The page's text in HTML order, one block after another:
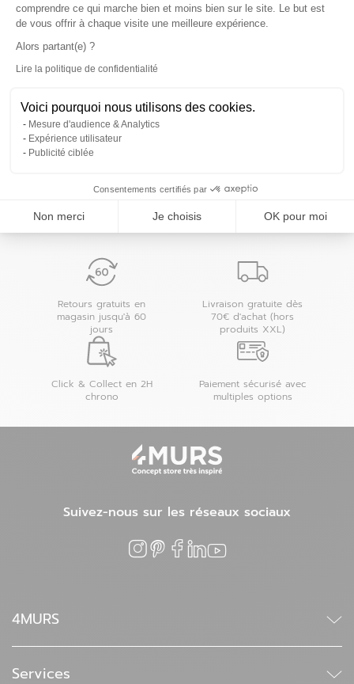
comprendre ce qui marche bien et moins bien sur le site. Le but est
de vous offrir à chaque visite une meilleure expérience.
Alors partant(e) ?
Lire la politique de confidentialité
Voici pourquoi nous utilisons des cookies.
Mesure d'audience & Analytics
Expérience utilisateur
Publicité ciblée
Consentements certifiés par
Non merci Je choisis OK pour moi
Axeptio consent
Voir la fiche magasin
Les magasins 4MURS dans les villes à proximité
Accueil
Powered byevermaps ©
Retours gratuits en
magasin jusqu'à 60
jours
Livraison gratuite dès
70€ d'achat (hors
produits XXL)
Click & Collect en 2H
chrono
Paiement sécurisé avec
multiples options
Suivez-nous sur les réseaux sociaux
4MURS
Qui sommes-nous ?
Trouver un magasin
Services